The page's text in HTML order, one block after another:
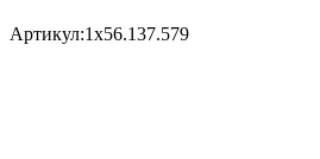
Артикул:1х56.137.579